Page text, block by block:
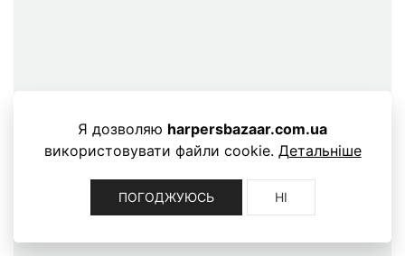
Я дозволяю harpersbazaar.com.ua
використовувати файли cookie. Детальніше
ПОГОДЖУЮСЬ НІ